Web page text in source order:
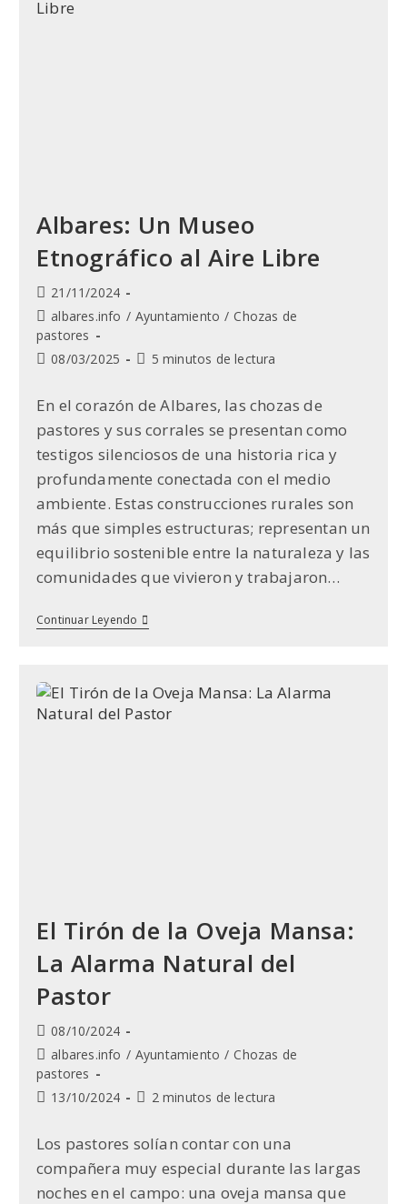
Albares: Un Museo
Etnográfico al Aire Libre
Publicación
de
la
entrada:
21/11/2024
Categoría
de
la
albares.info / Ayuntamiento / Chozas de
pastores
Última
de
la
entrada:
08/03/2025
Tiempo
lectura:
5 minutos de lectura
En el corazón de Albares, las chozas de
pastores y sus corrales se presentan como
testigos silenciosos de una historia rica y
profundamente conectada con el medio
ambiente. Estas construcciones rurales son
más que simples estructuras; representan un
equilibrio sostenible entre la naturaleza y las
comunidades que vivieron y trabajaron…
Continuar Leyendo Albares:
Un
Aire
Libre
El Tirón de la Oveja Mansa:
La Alarma Natural del
Pastor
Publicación
de
la
entrada:
08/10/2024
Categoría
de
la
albares.info / Ayuntamiento / Chozas de
pastores
Última
la
entrada:
13/10/2024
Tiempo
2 minutos de lectura
Los pastores solían contar con una
compañera muy especial durante las largas
noches en el campo: una oveja mansa que